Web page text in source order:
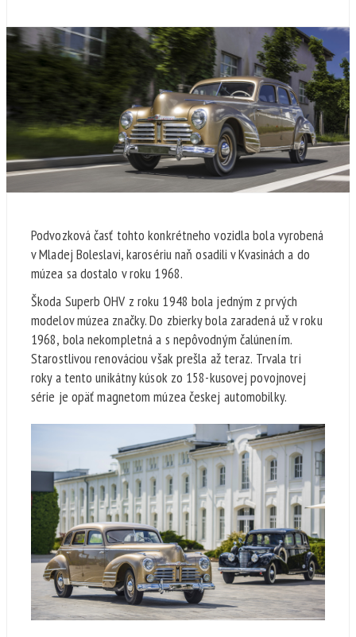
Podvozková časť tohto konkrétneho vozidla bola vyrobená
v Mladej Boleslavi, karosériu naň osadili v Kvasinách a do
múzea sa dostalo v roku 1968.
Škoda Superb OHV z roku 1948 bola jedným z prvých
modelov múzea značky. Do zbierky bola zaradená už v roku
1968, bola nekompletná a s nepôvodným čalúnením.
Starostlivou renováciou však prešla až teraz. Trvala tri
roky a tento unikátny kúsok zo 158-kusovej povojnovej
série je opäť magnetom múzea českej automobilky.